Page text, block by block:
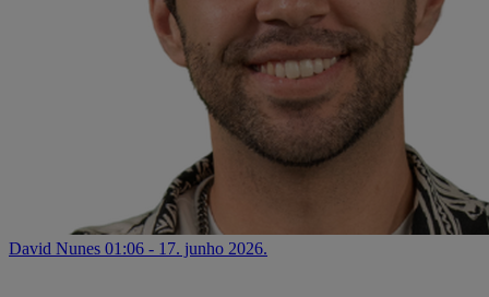
David Nunes 01:06 - 17. junho 2026.